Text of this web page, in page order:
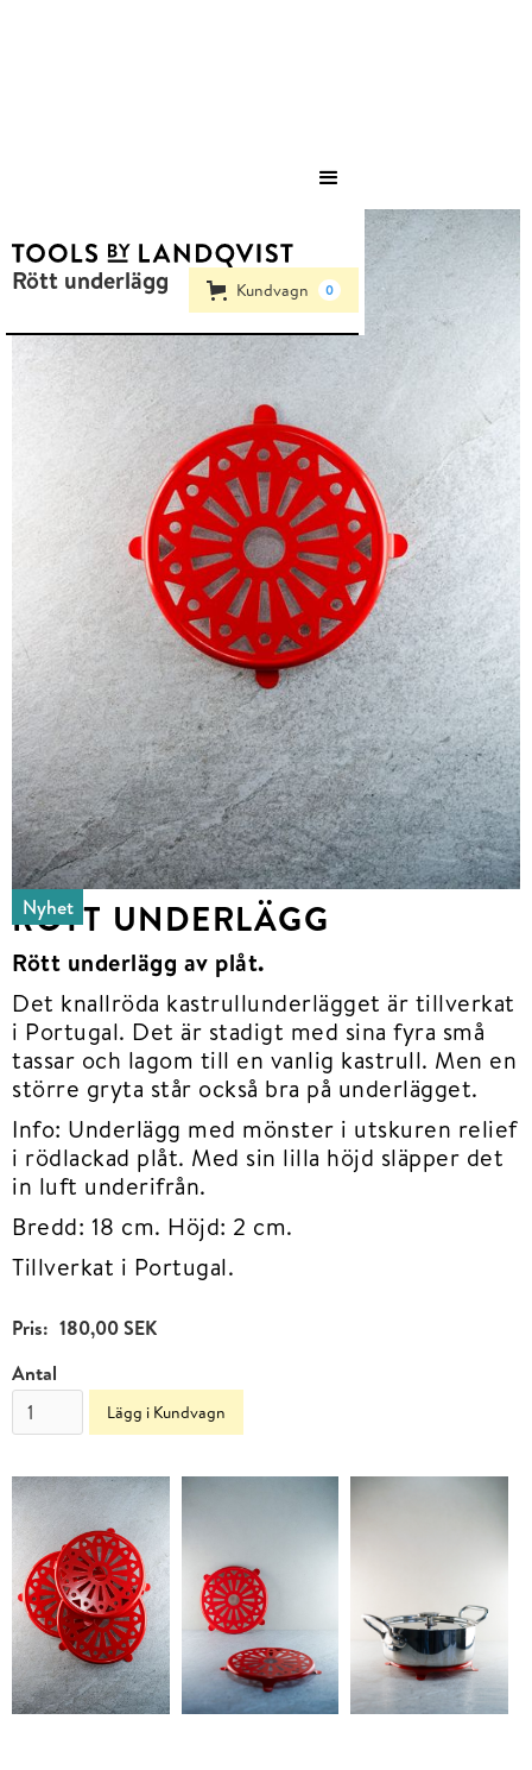
Rött underlägg Kundvagn 0
Nyhet
RÖTT UNDERLÄGG
Rött underlägg av plåt.
Det knallröda kastrullunderlägget är tillverkat
i Portugal. Det är stadigt med sina fyra små
tassar och lagom till en vanlig kastrull. Men en
större gryta står också bra på underlägget.
Info: Underlägg med mönster i utskuren relief
i rödlackad plåt. Med sin lilla höjd släpper det
in luft underifrån.
Bredd: 18 cm. Höjd: 2 cm.
Tillverkat i Portugal.
Pris: 180,00 SEK
Antal